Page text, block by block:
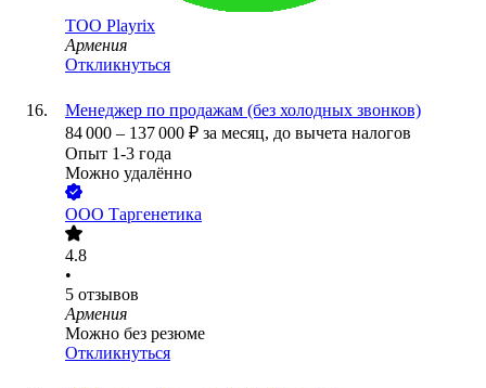
ТОО Playrix
Армения
Откликнуться
Менеджер по продажам (без холодных звонков)
84 000 – 137 000 ₽ за месяц, до вычета налогов
Опыт 1-3 года
Можно удалённо
ООО Таргенетика
4.8
•
5 отзывов
Армения
Можно без резюме
Откликнуться